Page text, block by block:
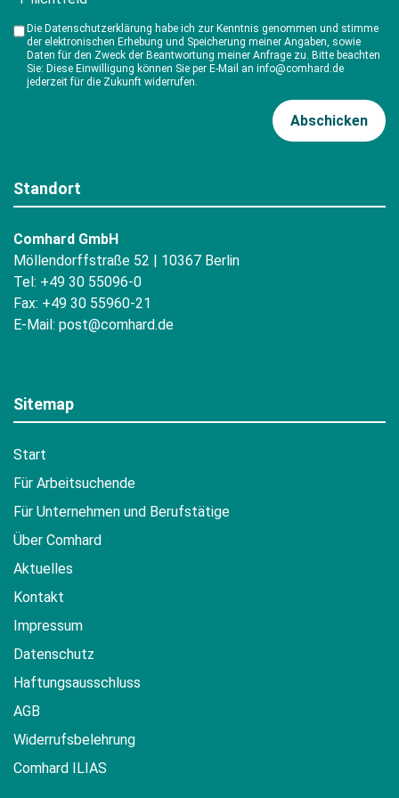
Die Datenschutzerklärung habe ich zur Kenntnis genommen und stimme
der elektronischen Erhebung und Speicherung meiner Angaben, sowie
Daten für den Zweck der Beantwortung meiner Anfrage zu. Bitte beachten
Sie: Diese Einwilligung können Sie per E-Mail an info@comhard.de
jederzeit für die Zukunft widerrufen.
Standort
Comhard GmbH
Möllendorffstraße 52 | 10367 Berlin
Tel: +49 30 55096-0
Fax: +49 30 55960-21
E-Mail: post@comhard.de
Sitemap
Start
Für Arbeitsuchende
Für Unternehmen und Berufstätige
Über Comhard
Aktuelles
Kontakt
Impressum
Datenschutz
Haftungsausschluss
AGB
Widerrufsbelehrung
Comhard ILIAS